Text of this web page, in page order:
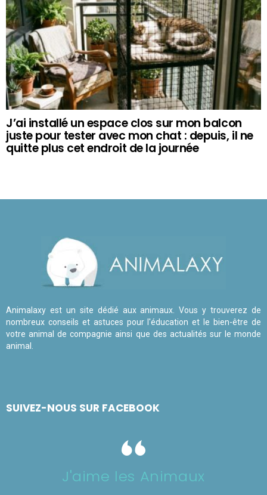
J’ai installé un espace clos sur mon balcon
juste pour tester avec mon chat : depuis, il ne
quitte plus cet endroit de la journée
Animalaxy est un site dédié aux animaux. Vous y trouverez de
nombreux conseils et astuces pour l'éducation et le bien-être de
votre animal de compagnie ainsi que des actualités sur le monde
animal.
SUIVEZ-NOUS SUR FACEBOOK
J'aime les Animaux